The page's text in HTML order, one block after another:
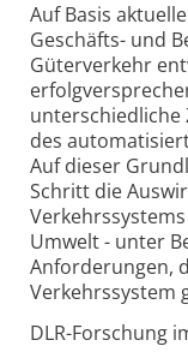
Auf Basis
Geschäfts- und
Güterverkehr
unterschiedliche
des
Auf dieser
Schritt die
Umwelt - unter
Anforderungen,
Verkehrssystem
DLR-Forschung